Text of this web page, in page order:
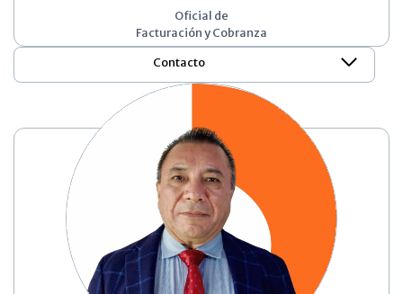
Oficial de
Facturación y Cobranza
Contacto